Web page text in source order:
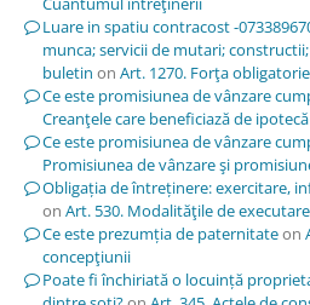
Luare in spatiu contracost -
munca; servicii de mutari;
buletin on Art. 1270. Forţa obligatorie
Ce este promisiunea de vânzare
Creanţele care beneficiază de
Ce este promisiunea de vânzare
Promisiunea de vânzare şi
Obligația de întreținere: exercitare,
on Art. 530. Modalităţile de executare
Ce este prezumția de paternitateon
concepţiunii
Poate fi închiriată o locuință